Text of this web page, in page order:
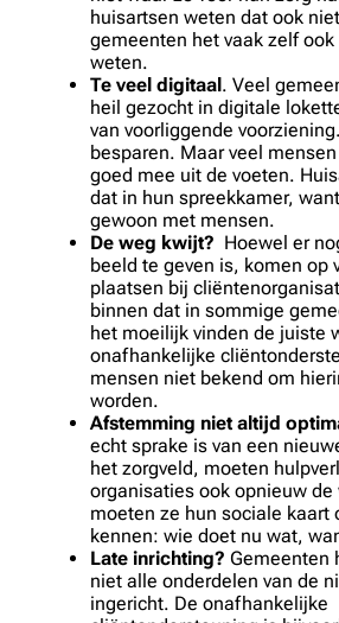
huisartsen weten dat ook
gemeenten het vaak zelf ook
weten.
Te veel digitaal . Veel
heil gezocht in digitale
van voorliggende
besparen. Maar veel
goed mee uit de voeten.
dat in hun spreekkamer,
gewoon met mensen.
De weg kwijt? Hoewel er
beeld te geven is, komen op
plaatsen bij
binnen dat in sommige
het moeilijk vinden de juiste
onafhankelijke
mensen niet bekend om
worden.
Afstemming niet altijd
echt sprake is van een
het zorgveld, moeten
organisaties ook opnieuw de
moeten ze hun sociale kaart
kennen: wie doet nu wat,
Late inrichting? Gemeenten
niet alle onderdelen van de
ingericht. De onafhankelijke